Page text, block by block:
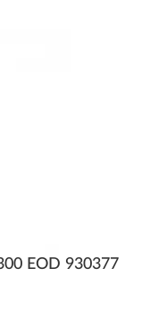
EOD 930377